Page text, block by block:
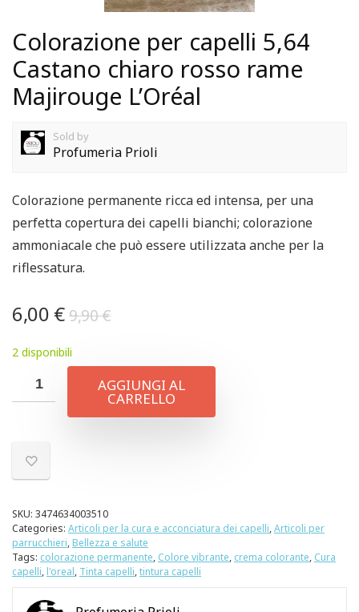
Colorazione per capelli 5,64
Castano chiaro rosso rame
Majirouge L’Oréal
Sold by
Profumeria Prioli
Colorazione permanente ricca ed intensa, per una
perfetta copertura dei capelli bianchi; colorazione
ammoniacale che può essere utilizzata anche per la
riflessatura.
9,90€
6,00 €
2 disponibili
AGGIUNGI AL
CARRELLO
SKU: 3474634003510
Categories: Articoli per la cura e acconciatura dei capelli,Articoli per
parrucchieri, Bellezza e salute
Tags: colorazione permanente, Colore vibrante, crema colorante, Cura
capelli, l'oreal, Tinta capelli,tintura capelli